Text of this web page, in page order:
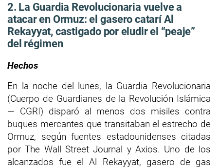
2. La Guardia Revolucionaria vuelve a
atacar en Ormuz: el gasero catarí Al
Rekayyat, castigado por eludir el “peaje”
del régimen
Hechos
En la noche del lunes, la Guardia Revolucionaria
(Cuerpo de Guardianes de la Revolución Islámica
— CGRI) disparó al menos dos misiles contra
buques mercantes que transitaban el estrecho de
Ormuz, según fuentes estadounidenses citadas
por The Wall Street Journal y Axios. Uno de los
alcanzados fue el Al Rekayyat, gasero de gas